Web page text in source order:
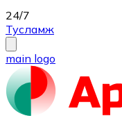
24/7
Тусламж
main logo